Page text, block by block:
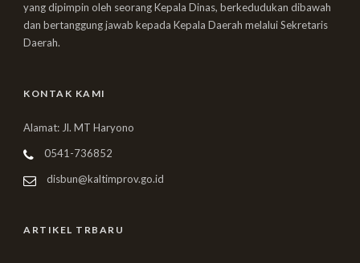
yang dipimpin oleh seorang Kepala Dinas, berkedudukan dibawah
dan bertanggung jawab kepada Kepala Daerah melalui Sekretaris
Daerah.
KONTAK KAMI
Alamat: Jl. MT Haryono
0541-736852
disbun@kaltimprov.go.id
ARTIKEL TRBARU